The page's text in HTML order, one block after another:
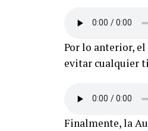
Por lo anterior,
evitar cualquier
Finalmente, la